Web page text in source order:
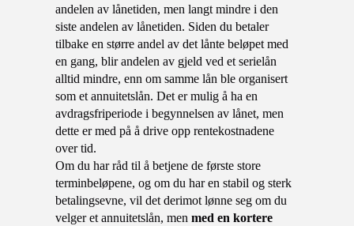
andelen av lånetiden, men langt mindre i den
siste andelen av lånetiden. Siden du betaler
tilbake en større andel av det lånte beløpet med
en gang, blir andelen av gjeld ved et serielån
alltid mindre, enn om samme lån ble organisert
som et annuitetslån. Det er mulig å ha en
avdragsfriperiode i begynnelsen av lånet, men
dette er med på å drive opp rentekostnadene
over tid.
Om du har råd til å betjene de første store
terminbeløpene, og om du har en stabil og sterk
betalingsevne, vil det derimot lønne seg om du
velger et annuitetslån, men med en kortere